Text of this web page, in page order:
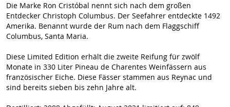
Die Marke Ron Cristóbal nennt sich nach dem großen
Entdecker Christoph Columbus. Der Seefahrer entdeckte 1492
Amerika. Benannt wurde der Rum nach dem Flaggschiff
Columbus, Santa Maria.
Diese Limited Edition erhält die zweite Reifung für zwölf
Monate in 330 Liter Pineau de Charentes Weinfässern aus
französischer Eiche. Diese Fässer stammen aus Reynac und
sind bereits sieben bis zehn Jahre alt.